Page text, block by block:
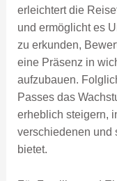
erleichtert die
und ermöglicht es
zu erkunden,
eine Präsenz in
aufzubauen.
Passes das
erheblich steigern,
verschiedenen und
bietet.